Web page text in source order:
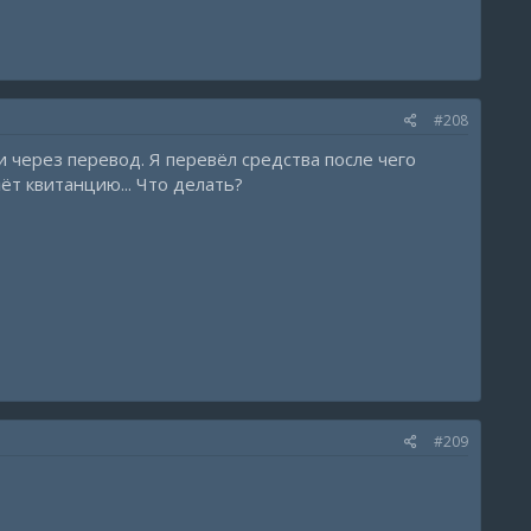
#208
перевод. Я перевёл средства после чего
квитанцию... Что делать?
#209